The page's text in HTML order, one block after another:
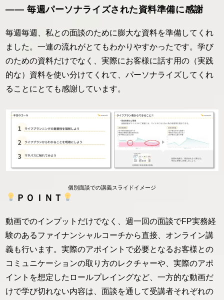
―― 毎週パーソナライズされた資料準備に感謝
毎週毎週、私との面談のために膨大な資料を準備してくれ
ました。一連の流れがとてもわかりやすかったです。学び
のための資料だけでなく、実際にお客様に話す用の（実践
的な）資料を使い分けてくれて、パーソナライズしてくれ
ることにとても感謝しています。
個別面談での講義スライドイメージ
ＰＯＩＮＴ
動画でのインプットだけでなく、週一回の面談でFP実務経
験のあるファイナンシャルコーチから直接、オンライン講
義も行います。実際のアポイントで必要となるお客様との
コミュニケーションの取り方のレクチャーや、実際のアポ
イントを想定したロールプレイングなど、一方的な動画だ
けで学び切れない内容は、面談を通して受講者それぞれの